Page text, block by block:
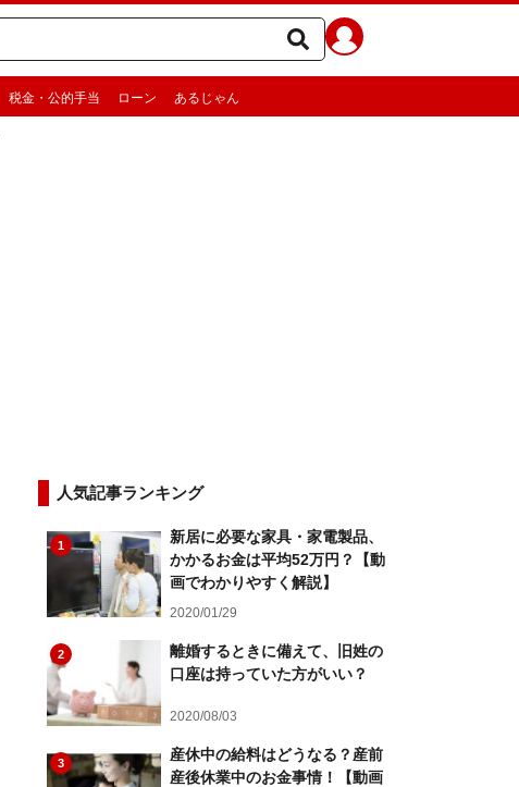
税金・公的手当 ローン あるじゃん
人気記事ランキング
1
新居に必要な家具・家電製品、
かかるお金は平均52万円？【動
画でわかりやすく解説】
2020/01/29
2
離婚するときに備えて、旧姓の
口座は持っていた方がいい？
2020/08/03
3
産休中の給料はどうなる？産前
産後休業中のお金事情！【動画